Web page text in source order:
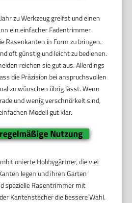
zu Werkzeug greifst und einen
ein einfacher Fadentrimmer
Rasenkanten in Form zu bringen.
oft günstig und leicht zu bedienen.
reichen sie gut aus. Allerdings
die Präzision bei anspruchsvollen
zu wünschen übrig lässt. Wenn
und wenig verschnörkelt sind,
Modell gut klar.
Nutzung
Hobbygärtner, die viel
legen und ihren Garten
spezielle Rasentrimmer mit
Kantenstecher die bessere Wahl.